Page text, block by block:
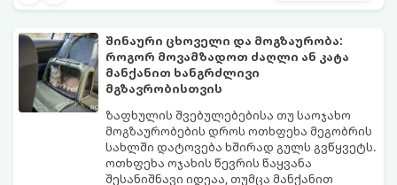
მიკროფლორა) ეჩვევა კონკრეტულ
შემადგენლობას. კვების მკვეთრმა
ცვლილებამ შეიძლება გამოიწვიოს
ძლიერი სტრესი, გულისრევა, გაზები ან
დიარეა (კუჭის აშლილობა).
იმისათვის, რომ პროცესმა უმტკივნეულოდ
ჩაიაროს, გამოიყენება ვეტერინარების
მიერ აღიარებული 7-დღიანი გარდამავალი
სქემა.
შინაური ცხოველი და მოგზაურობა:
როგორ მოვამზადოთ ძაღლი ან კატა
მანქანით ხანგრძლივი
მგზავრობისთვის
ზაფხულის შვებულებებისა თუ საოჯახო
მოგზაურობების დროს ოთხფეხა მეგობრის
სახლში დატოვება ხშირად გულს გვწყვეტს.
ოთხფეხა ოჯახის წევრის წაყვანა
შესანიშნავი იდეაა, თუმცა მანქანით